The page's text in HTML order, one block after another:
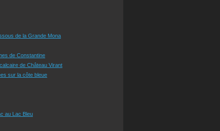
de la Grande Mona
de Constantine
de Château Virant
sur la côte bleue
au Lac Bleu